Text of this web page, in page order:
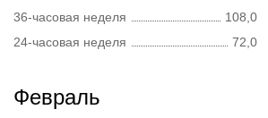
36-часовая неделя
108,0
24-часовая неделя
72,0
Февраль